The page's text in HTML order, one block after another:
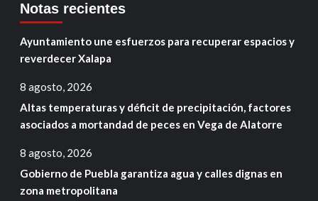
Notas recientes
Ayuntamiento une esfuerzos para recuperar espacios y
reverdecer Xalapa
8 agosto, 2026
Altas temperaturas y déficit de precipitación, factores
asociados a mortandad de peces en Vega de Alatorre
8 agosto, 2026
Gobierno de Puebla garantiza agua y calles dignas en
zona metropolitana